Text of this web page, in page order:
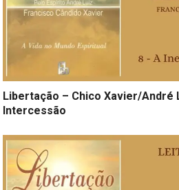
Libertação – Chico Xavier/André
Intercessão